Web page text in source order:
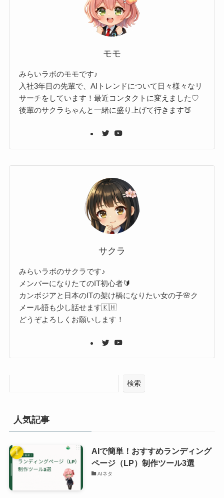
モモ
みらいラボのモモです♪
入社3年目の先輩で、AIトレンドについて日々様々なリ
サーチをしています！最近コンタクトに変えました♡
後輩のサクラちゃんと一緒に盛り上げて行きます🍑
サクラ
みらいラボのサクラです♪
メンバーになりたてのIT初心者🔰
カンボジアと日本のITの架け橋になりたい女の子🌸ク
メール語も少し話せます🇰🇭
どうぞよろしくお願いします！
検索
人気記事
AIで簡単！おすすめランディング
ページ（LP）制作ツール3選
AIネタ